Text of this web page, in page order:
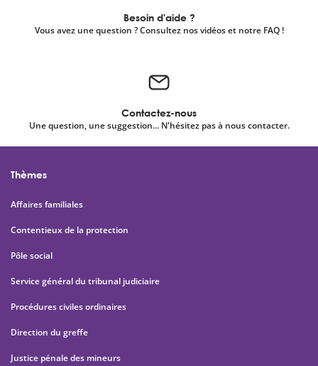
Besoin d'aide ?
Vous avez une question ? Consultez nos vidéos et notre FAQ !
Contactez-nous
Une question, une suggestion... N'hésitez pas à nous contacter.
Thèmes
Affaires familiales
Contentieux de la protection
Pôle social
Service général du tribunal judiciaire
Procédures civiles ordinaires
Direction du greffe
Justice pénale des mineurs